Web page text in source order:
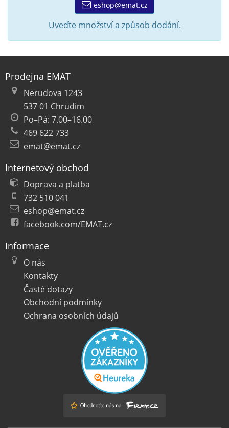
eshop@emat.cz
Uveďte množství a způsob dodání.
Prodejna EMAT
Nerudova 1243
537 01 Chrudim
Po–Pá: 7.00–16.00
469 622 733
emat@emat.cz
Internetový obchod
Doprava a platba
732 510 041
eshop@emat.cz
facebook.com/EMAT.cz
Informace
O nás
Kontakty
Časté dotazy
Obchodní podmínky
Ochrana osobních údajů